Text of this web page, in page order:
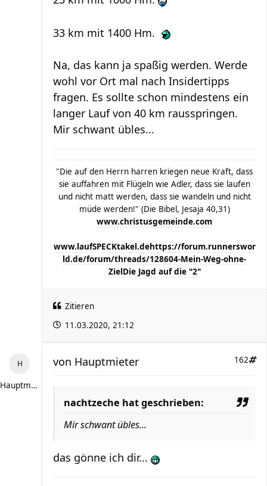
33 km mit 1400 Hm.
Na, das kann ja spaßig werden. Werde
wohl vor Ort mal nach Insidertipps
fragen. Es sollte schon mindestens ein
langer Lauf von 40 km rausspringen.
Mir schwant übles...
"Die auf den Herrn harren kriegen neue Kraft, dass
sie auffahren mit Flügeln wie Adler, dass sie laufen
und nicht matt werden, dass sie wandeln und nicht
müde werden!" (Die Bibel, Jesaja 40,31)
www.christusgemeinde.com
www.laufSPECKtakel.dehttps://forum.runnerswor
ld.de/forum/threads/128604-Mein-Weg-ohne-
ZielDie Jagd auf die "2"
Zitieren
11.03.2020, 21:12
Hauptmieter
162
von Hauptmieter
nachtzeche hat geschrieben:
Mir schwant übles...
das gönne ich dir...